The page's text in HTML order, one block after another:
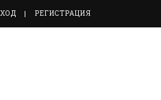
РЕГИСТРАЦИЯ